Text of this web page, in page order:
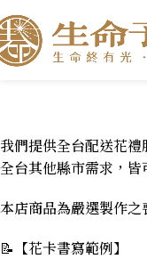
我們提供全台配送花
全台其他縣市需求，
本店商品為嚴選製作
📝【花卡書寫範例】